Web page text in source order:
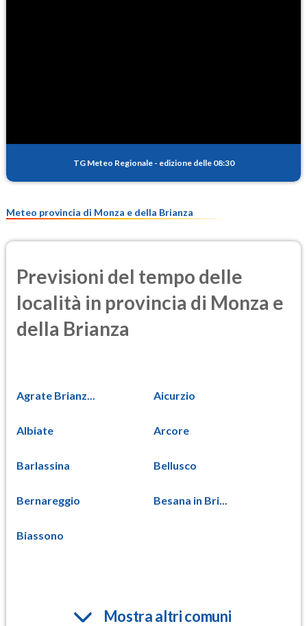
TG Meteo Regionale - edizione delle 08:30
Meteo provincia di Monza e della Brianza
Previsioni del tempo delle
località in provincia di Monza e
della Brianza
Agrate Brianz... Aicurzio
Albiate Arcore
Barlassina Bellusco
Bernareggio Besana in Bri...
Biassono
Mostra altri comuni